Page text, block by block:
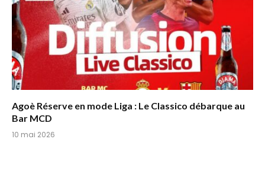
Agoè Réserve en mode Liga : Le Classico débarque au
Bar MCD
10 mai 2026